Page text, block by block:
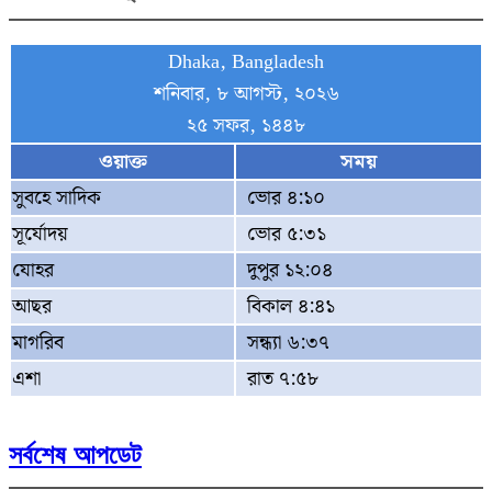
Dhaka, Bangladesh
শনিবার, ৮ আগস্ট, ২০২৬
২৫ সফর, ১৪৪৮
ওয়াক্ত
সময়
সুবহে সাদিক
ভোর ৪:১০
সূর্যোদয়
ভোর ৫:৩১
যোহর
দুপুর ১২:০৪
আছর
বিকাল ৪:৪১
মাগরিব
সন্ধ্যা ৬:৩৭
এশা
রাত ৭:৫৮
সর্বশেষ আপডেট